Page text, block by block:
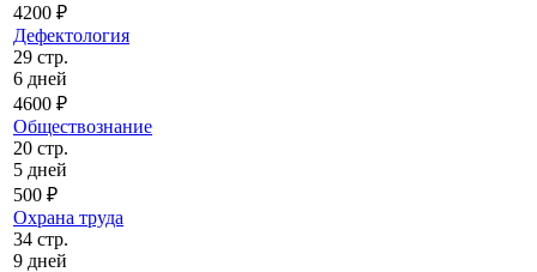
4200 ₽
Дефектология
29 стр.
6 дней
4600 ₽
Обществознание
20 стр.
5 дней
500 ₽
Охрана труда
34 стр.
9 дней